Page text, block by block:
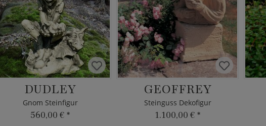
DUDLEY
Gnom Steinfigur
560,00 € *
GEOFFREY
Steinguss Dekofigur
1.100,00 € *